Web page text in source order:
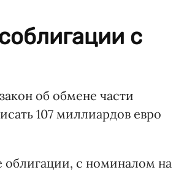
с
об обмене части
107 миллиардов евро
облигации, с номиналом на